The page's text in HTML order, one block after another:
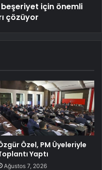
için önemli
çözüyor
Özel, PM Üyeleriyle
Yaptı
Ağustos 7, 2026